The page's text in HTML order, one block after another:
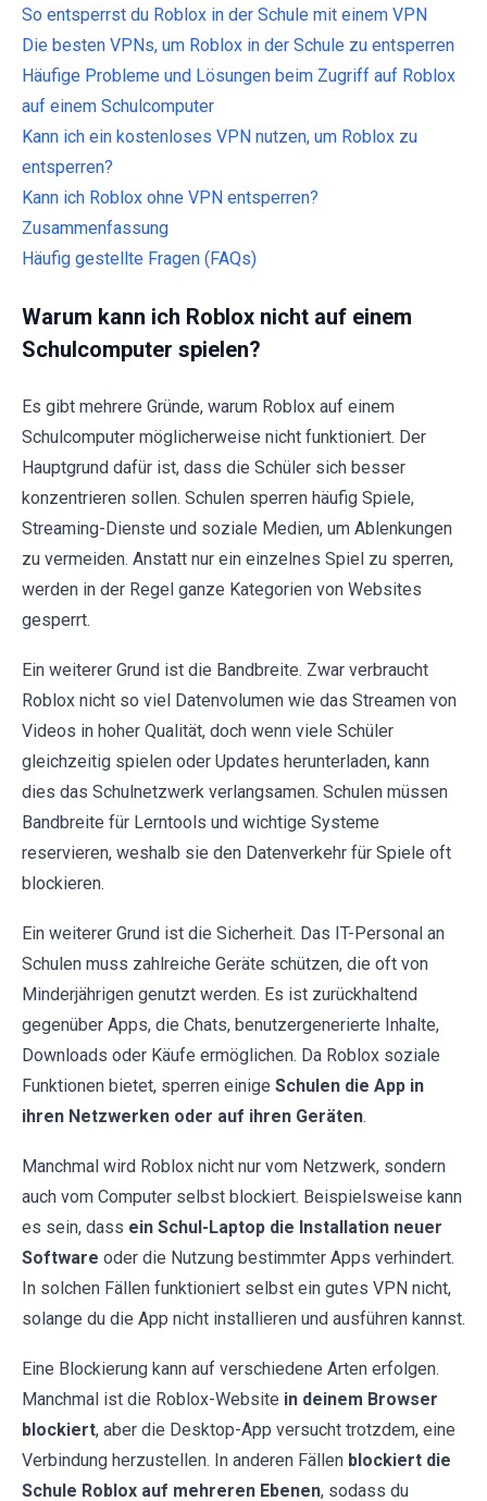
So entsperrst du Roblox in der Schule mit einem VPN
Die besten VPNs, um Roblox in der Schule zu entsperren
Häufige Probleme und Lösungen beim Zugriff auf Roblox
auf einem Schulcomputer
Kann ich ein kostenloses VPN nutzen, um Roblox zu
entsperren?
Kann ich Roblox ohne VPN entsperren?
Zusammenfassung
Häufig gestellte Fragen (FAQs)
Warum kann ich Roblox nicht auf einem
Schulcomputer spielen?
Es gibt mehrere Gründe, warum Roblox auf einem
Schulcomputer möglicherweise nicht funktioniert. Der
Hauptgrund dafür ist, dass die Schüler sich besser
konzentrieren sollen. Schulen sperren häufig Spiele,
Streaming-Dienste und soziale Medien, um Ablenkungen
zu vermeiden. Anstatt nur ein einzelnes Spiel zu sperren,
werden in der Regel ganze Kategorien von Websites
gesperrt.
Ein weiterer Grund ist die Bandbreite. Zwar verbraucht
Roblox nicht so viel Datenvolumen wie das Streamen von
Videos in hoher Qualität, doch wenn viele Schüler
gleichzeitig spielen oder Updates herunterladen, kann
dies das Schulnetzwerk verlangsamen. Schulen müssen
Bandbreite für Lerntools und wichtige Systeme
reservieren, weshalb sie den Datenverkehr für Spiele oft
blockieren.
Ein weiterer Grund ist die Sicherheit. Das IT-Personal an
Schulen muss zahlreiche Geräte schützen, die oft von
Minderjährigen genutzt werden. Es ist zurückhaltend
gegenüber Apps, die Chats, benutzergenerierte Inhalte,
Downloads oder Käufe ermöglichen. Da Roblox soziale
Funktionen bietet, sperren einige Schulen die App in
ihren Netzwerken oder auf ihren Geräten.
Manchmal wird Roblox nicht nur vom Netzwerk, sondern
auch vom Computer selbst blockiert. Beispielsweise kann
es sein, dass ein Schul-Laptop die Installation neuer
Software oder die Nutzung bestimmter Apps verhindert.
In solchen Fällen funktioniert selbst ein gutes VPN nicht,
solange du die App nicht installieren und ausführen kannst.
Eine Blockierung kann auf verschiedene Arten erfolgen.
Manchmal ist die Roblox-Website in deinem Browser
blockiert, aber die Desktop-App versucht trotzdem, eine
Verbindung herzustellen. In anderen Fällen blockiert die
Schule Roblox auf mehreren Ebenen, sodass du